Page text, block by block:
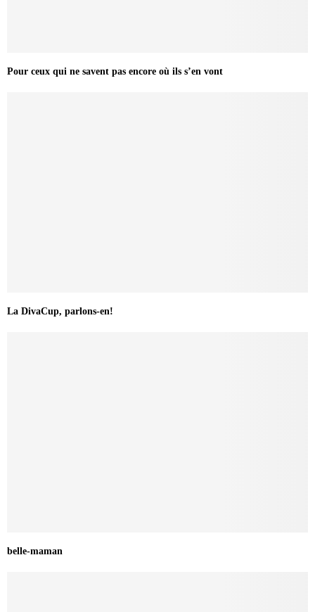
Pour ceux qui ne savent pas encore où ils s’en vont
La DivaCup, parlons-en!
belle-maman